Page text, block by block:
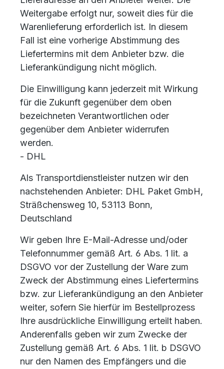
Weitergabe erfolgt nur, soweit dies für die
Warenlieferung erforderlich ist. In diesem
Fall ist eine vorherige Abstimmung des
Liefertermins mit dem Anbieter bzw. die
Lieferankündigung nicht möglich.
Die Einwilligung kann jederzeit mit Wirkung
für die Zukunft gegenüber dem oben
bezeichneten Verantwortlichen oder
gegenüber dem Anbieter widerrufen
werden.
- DHL
Als Transportdienstleister nutzen wir den
nachstehenden Anbieter: DHL Paket GmbH,
Sträßchensweg 10, 53113 Bonn,
Deutschland
Wir geben Ihre E-Mail-Adresse und/oder
Telefonnummer gemäß Art. 6 Abs. 1 lit. a
DSGVO vor der Zustellung der Ware zum
Zweck der Abstimmung eines Liefertermins
bzw. zur Lieferankündigung an den Anbieter
weiter, sofern Sie hierfür im Bestellprozess
Ihre ausdrückliche Einwilligung erteilt haben.
Anderenfalls geben wir zum Zwecke der
Zustellung gemäß Art. 6 Abs. 1 lit. b DSGVO
nur den Namen des Empfängers und die